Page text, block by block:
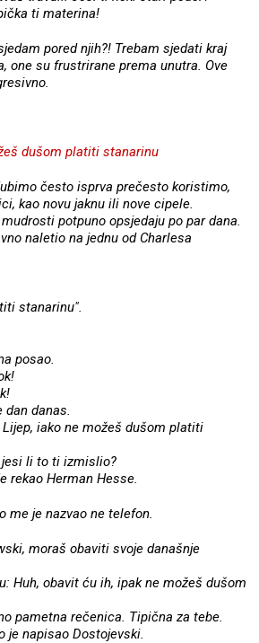
ti materina!
pored njih?! Trebam sjedati kraj
one su frustrirane prema unutra. Ove
dušom platiti stanarinu
često isprva prečesto koristimo,
kao novu jaknu ili nove cipele.
potpuno opsjedaju po par dana.
naletio na jednu od Charlesa
stanarinu".
posao.
dan danas.
iako ne možeš dušom platiti
jesi li to ti izmislio?
rekao Herman Hesse.
me je nazvao ne telefon.
moraš obaviti svoje današnje
Huh, obavit ću ih, ipak ne možeš dušom
pametna rečenica. Tipična za tebe.
je napisao Dostojevski.